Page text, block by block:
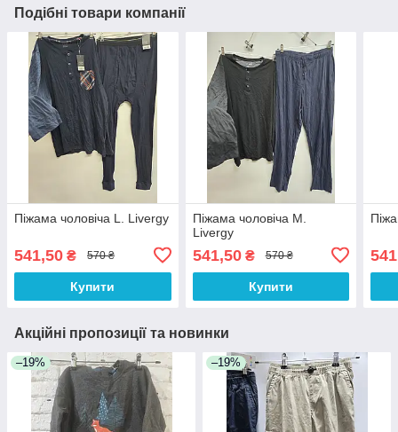
Подібні товари компанії
Піжама чоловіча L. Livergy
541,50 ₴ 570 ₴
Купити
Піжама чоловіча M.
Livergy
541,50₴ 570 ₴
Купити
Акційні пропозиції та новинки
–19% –19%